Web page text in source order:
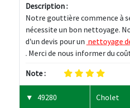
Description :
Notre gouttière commence à
nécessite un bon nettoyage.
d'un devis pour un nettoyage
. Merci de nous informer du
Note :
49280 Cholet